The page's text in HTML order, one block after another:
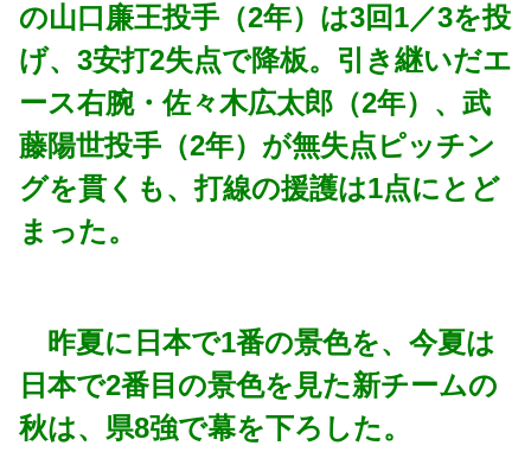
の山口廉王投手（2年）は3回1／3を投
げ、3安打2失点で降板。引き継いだエ
ース右腕・佐々木広太郎（2年）、武
藤陽世投手（2年）が無失点ピッチン
グを貫くも、打線の援護は1点にとど
まった。
昨夏に日本で1番の景色を、今夏は
日本で2番目の景色を見た新チームの
秋は、県8強で幕を下ろした。